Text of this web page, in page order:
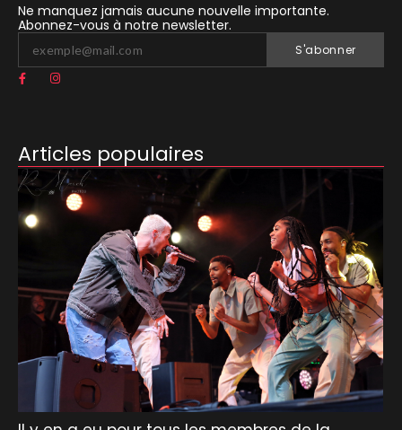
Ne manquez jamais aucune nouvelle importante.
Abonnez-vous à notre newsletter.
S'abonner
Articles populaires